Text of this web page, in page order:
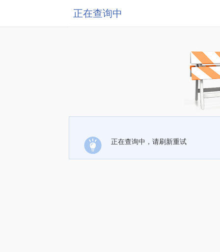
正在查询中
正在查询中，请刷新重试